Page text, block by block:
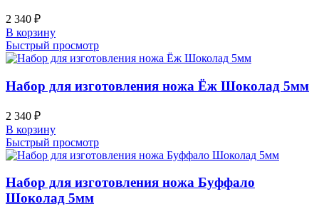
2 340 ₽
В корзину
Быстрый просмотр
Набор для изготовления ножа Ёж Шоколад 5мм
2 340 ₽
В корзину
Быстрый просмотр
Набор для изготовления ножа Буффало
Шоколад 5мм